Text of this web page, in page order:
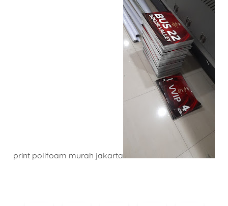
print polifoam murah jakarta